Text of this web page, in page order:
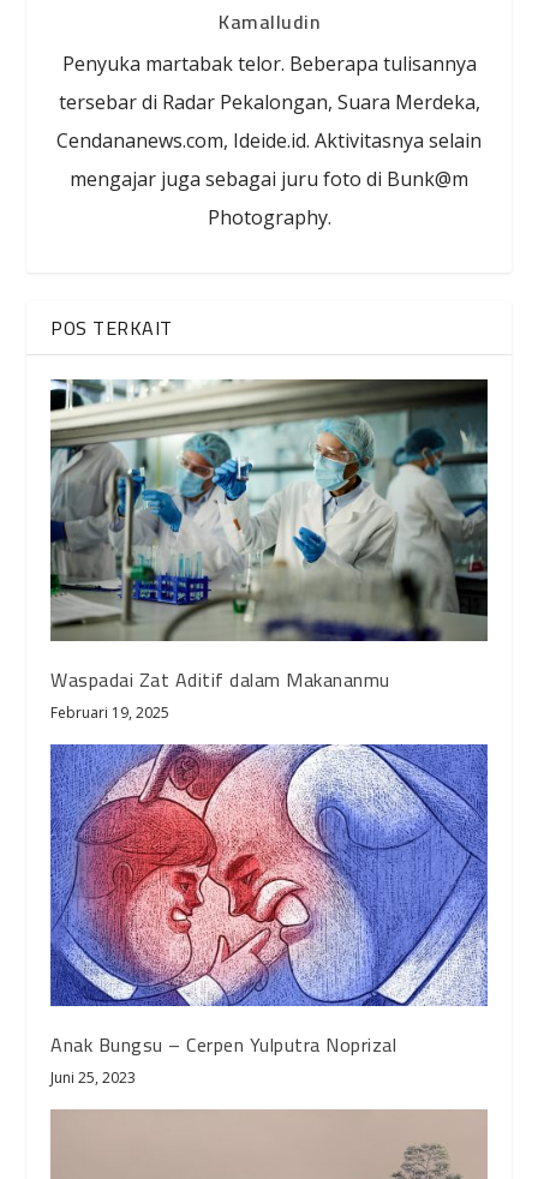
Kamalludin
Penyuka martabak telor. Beberapa tulisannya
tersebar di Radar Pekalongan, Suara Merdeka,
Cendananews.com, Ideide.id. Aktivitasnya selain
mengajar juga sebagai juru foto di Bunk@m
Photography.
POS TERKAIT
Waspadai Zat Aditif dalam Makananmu
Februari 19, 2025
Anak Bungsu – Cerpen Yulputra Noprizal
Juni 25, 2023